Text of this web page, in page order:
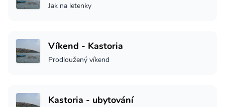
Jak na letenky
Víkend - Kastoria
Prodloužený víkend
Kastoria - ubytování